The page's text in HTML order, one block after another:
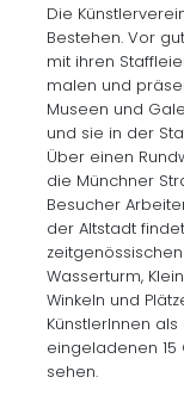
Die
Bestehen. Vor
mit ihren
malen und
Museen und
und sie in der
Über einen
die Münchner
Besucher
der Altstadt
Wasserturm,
Winkeln und
KünstlerInnen
eingeladenen 15
sehen.